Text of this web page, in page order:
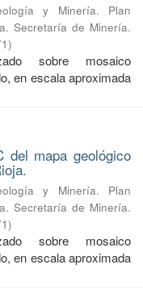
y Minería. Plan
Secretaría de Minería.
)
sobre mosaico
en escala aproximada
del mapa geológico
y Minería. Plan
Secretaría de Minería.
)
sobre mosaico
en escala aproximada